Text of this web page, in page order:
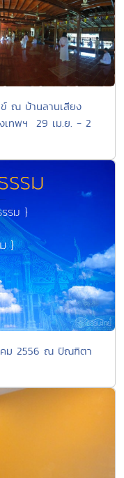
ณ บ้านลานเสียง
เทพฯ 29 เม.ย. - 2
คม 2556 ณ ปัณฑิตา